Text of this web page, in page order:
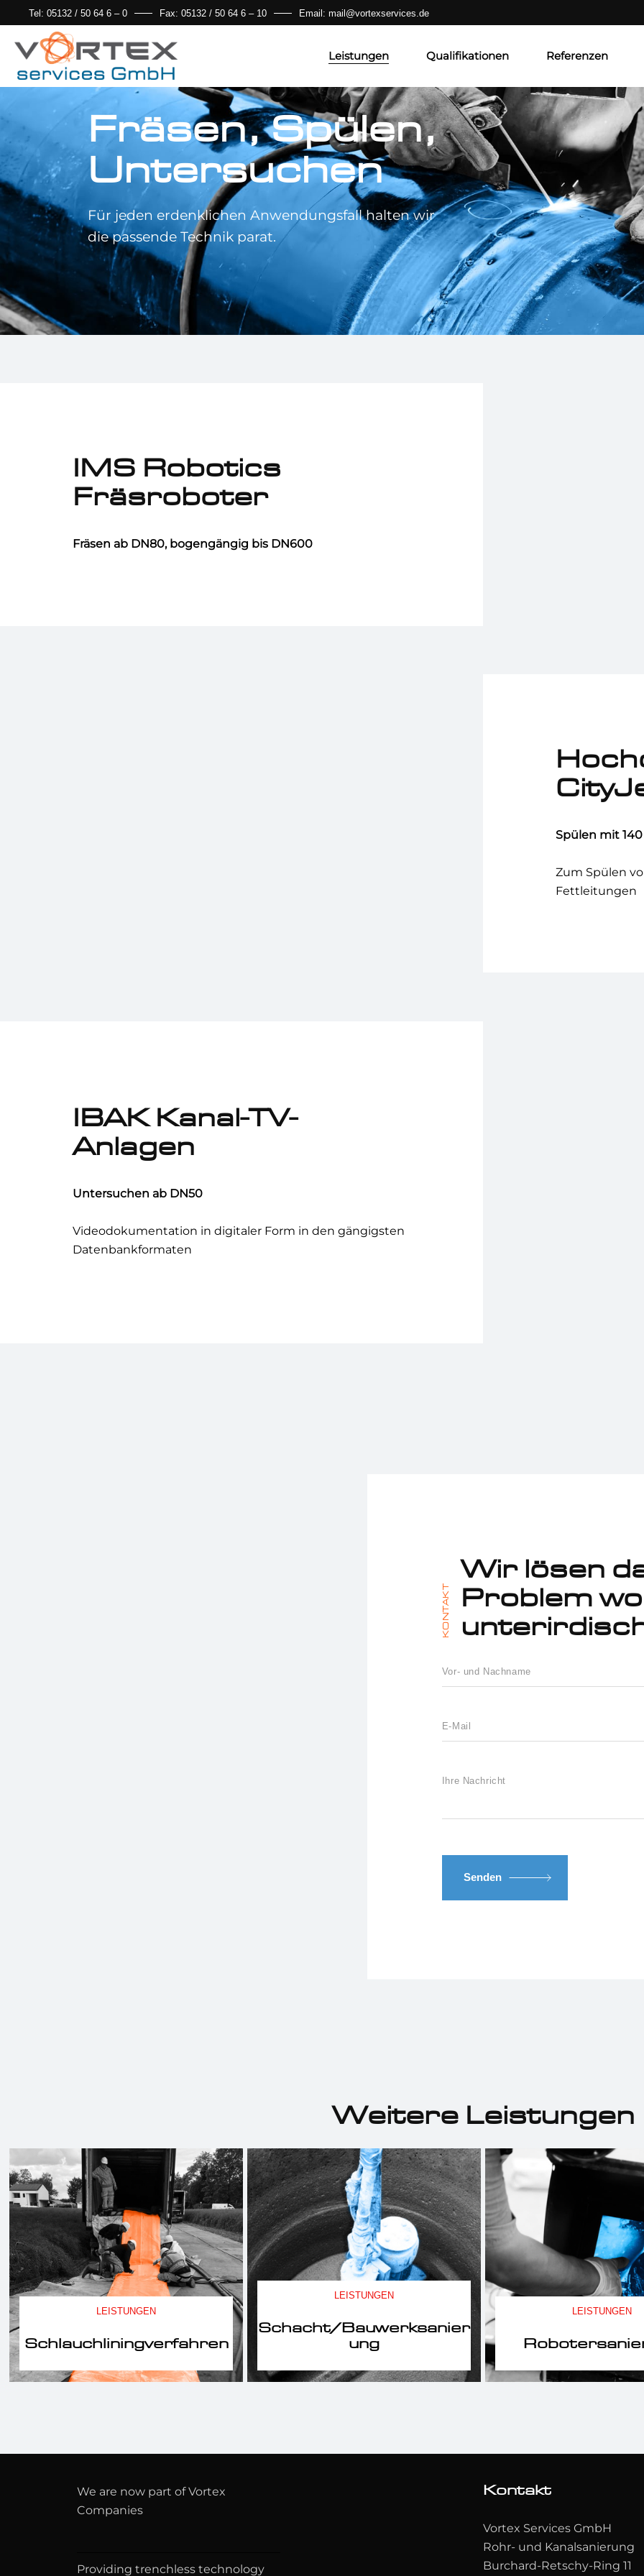
Tel: 05132 / 50 64 6 – 0 Fax: 05132 / 50 64 6 – 10 Email: mail@vortexservices.de
Leistungen
Fräsen, Spülen, Untersuchen
Hausanschlusssanierung
Hutprofilsanierung
Punktuelle Kanalsanierung
Robotersanierung
Schacht/Bauwerksanierung
Schlauchliningverfahren
Qualifikationen Referenzen
Fräsen, Spülen,
Untersuchen
Für jeden erdenklichen Anwendungsfall halten wir
die passende Technik parat.
IMS Robotics
Fräsroboter
Fräsen ab DN80, bogengängig bis DN600
Spülen mit
Zum Spülen
Fettleitungen
IBAK Kanal-TV-
Anlagen
Untersuchen ab DN50
Videodokumentation in digitaler Form in den gängigsten
Datenbankformaten
KONTAKT
Wir lösen
Problem
Senden
Weitere Leistungen
LEISTUNGEN
Schlauchliningverfahren
LEISTUNGEN
Schacht/Bauwerksanier
ung
LEISTUNGEN
We are now part of Vortex
Companies
Providing trenchless technology
Kontakt
Vortex Services GmbH
Rohr- und Kanalsanierung
Burchard-Retschy-Ring 11